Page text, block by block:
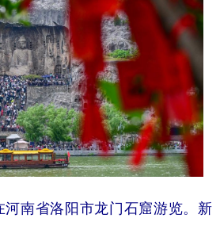
河南省洛阳市龙门石窟游览。新